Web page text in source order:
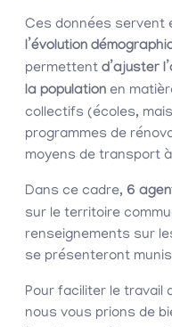
Ces données servent
l’évolution
permettent d’ajuster
la population en
collectifs (écoles,
programmes de
moyens de transport
Dans ce cadre, 6
sur le territoire
renseignements sur
se présenteront
Pour faciliter le travail
nous vous prions de